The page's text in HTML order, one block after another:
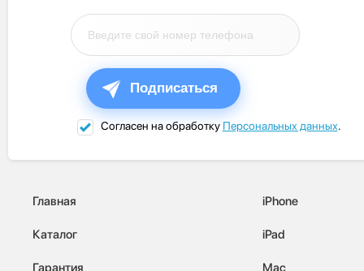
Подписаться
Согласен на обработку Персональных данных.
Главная
Каталог
Гарантия
iPhone
iPad
Mac